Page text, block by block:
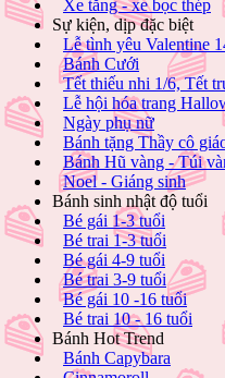
Xe tăng - xe bọc thép
Sự kiện, dịp đặc biệt
Lễ tình yêu Valentine
Bánh Cưới
Tết thiếu nhi 1/6, Tết
Lễ hội hóa trang
Ngày phụ nữ
Bánh tặng Thầy cô
Bánh Hũ vàng - Túi
Noel - Giáng sinh
Bánh sinh nhật độ tuổi
Bé gái 1-3 tuổi
Bé trai 1-3 tuổi
Bé gái 4-9 tuổi
Bé trai 3-9 tuổi
Bé gái 10 -16 tuổi
Bé trai 10 - 16 tuổi
Bánh Hot Trend
Bánh Capybara